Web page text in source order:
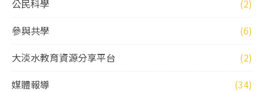
公民科學
(2)
參與共學
(6)
大淡水教育資源分享平台
(2)
媒體報導
(34)